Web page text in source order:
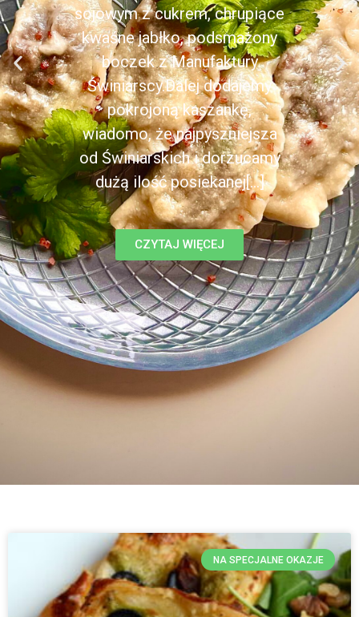
sojowym z cukrem, chrupiące
kwaśne jabłko, podsmażony
boczek z Manufaktury
Świniarscy.Dalej dodajemy
pokrojoną kaszankę,
wiadomo, że najpyszniejsza
od Świniarskich i dorzucamy
dużą ilość posiekanej[...]
CZYTAJ WIĘCEJ
NA SPECJALNE OKAZJE